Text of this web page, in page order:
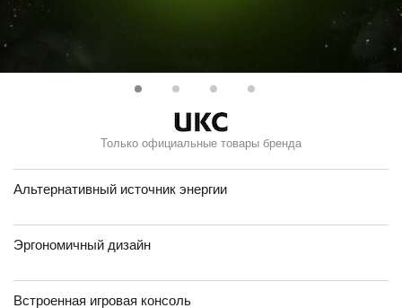
Только официальные товары бренда
Альтернативный источник энергии
Эргономичный дизайн
Встроенная игровая консоль